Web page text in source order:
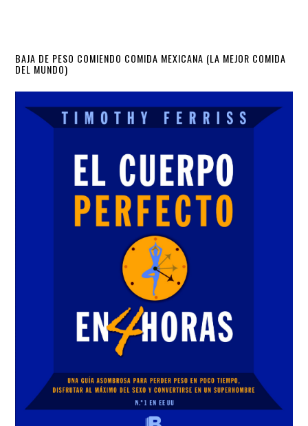
Primary
Sidebar
BAJA DE PESO COMIENDO COMIDA MEXICANA (LA MEJOR COMIDA
DEL MUNDO)